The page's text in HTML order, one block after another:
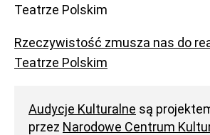
Rzeczywistość zmusza nas do
Teatrze Polskim
Audycje Kulturalne są
przez Narodowe Centrum